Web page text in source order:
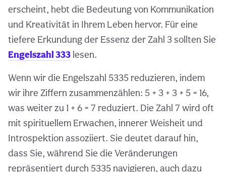
erscheint, hebt die Bedeutung von Kommunikation
und Kreativität in Ihrem Leben hervor. Für eine
tiefere Erkundung der Essenz der Zahl 3 sollten Sie
Engelszahl 333 lesen.
Wenn wir die Engelszahl 5335 reduzieren, indem
wir ihre Ziffern zusammenzählen: 5 + 3 + 3 + 5 = 16,
was weiter zu 1 + 6 = 7 reduziert. Die Zahl 7 wird oft
mit spirituellem Erwachen, innerer Weisheit und
Introspektion assoziiert. Sie deutet darauf hin,
dass Sie, während Sie die Veränderungen
repräsentiert durch 5335 navigieren, auch dazu